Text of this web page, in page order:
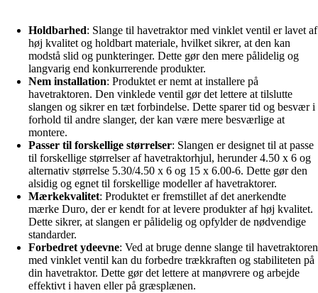
Holdbarhed: Slange til havetraktor med vinklet ventil er lavet af
høj kvalitet og holdbart materiale, hvilket sikrer, at den kan
modstå slid og punkteringer. Dette gør den mere pålidelig og
langvarig end konkurrerende produkter.
Nem installation: Produktet er nemt at installere på
havetraktoren. Den vinklede ventil gør det lettere at tilslutte
slangen og sikrer en tæt forbindelse. Dette sparer tid og besvær i
forhold til andre slanger, der kan være mere besværlige at
montere.
Passer til forskellige størrelser: Slangen er designet til at passe
til forskellige størrelser af havetraktorhjul, herunder 4.50 x 6 og
alternativ størrelse 5.30/4.50 x 6 og 15 x 6.00-6. Dette gør den
alsidig og egnet til forskellige modeller af havetraktorer.
Mærkekvalitet: Produktet er fremstillet af det anerkendte
mærke Duro, der er kendt for at levere produkter af høj kvalitet.
Dette sikrer, at slangen er pålidelig og opfylder de nødvendige
standarder.
Forbedret ydeevne: Ved at bruge denne slange til havetraktoren
med vinklet ventil kan du forbedre trækkraften og stabiliteten på
din havetraktor. Dette gør det lettere at manøvrere og arbejde
effektivt i haven eller på græsplænen.